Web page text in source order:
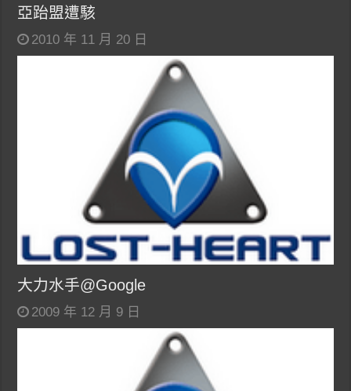
亞跆盟遭駭
2010 年 11 月 20 日
大力水手@Google
2009 年 12 月 9 日